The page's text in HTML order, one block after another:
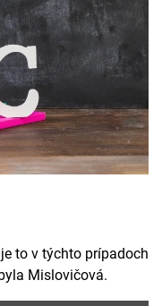
to v týchto prípadoch
Mislovičová.